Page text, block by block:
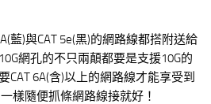
藍)與CAT 5e(黑)的網路線都搭附送給
網孔的不只兩顛都要是支援10G的
CAT 6A(含)以上的網路線才能享受到
樣隨便抓條網路線接就好！